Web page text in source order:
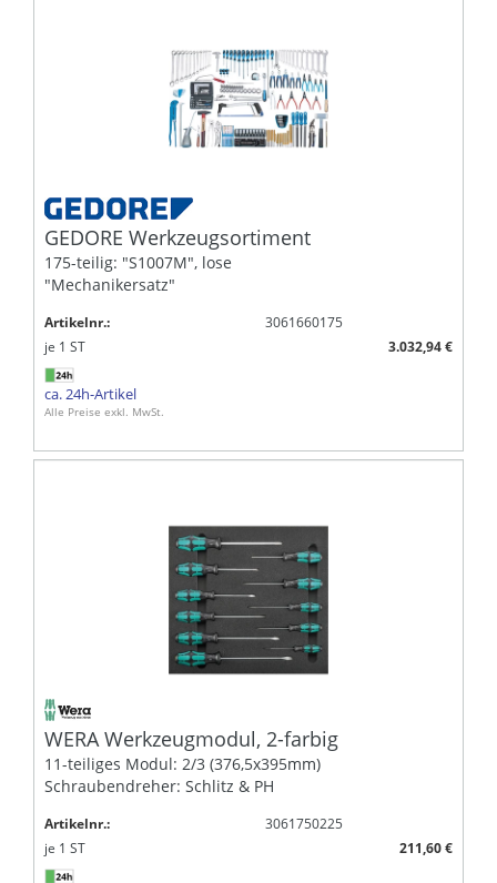
GEDORE Werkzeugsortiment
175-teilig: "S1007M", lose
"Mechanikersatz"
Artikelnr.:
3061660175
je 1 ST 3.032,94 €
ca. 24h-Artikel
Alle Preise exkl. MwSt.
WERA Werkzeugmodul, 2-farbig
11-teiliges Modul: 2/3 (376,5x395mm)
Schraubendreher: Schlitz & PH
Artikelnr.:
3061750225
je 1 ST 211,60 €